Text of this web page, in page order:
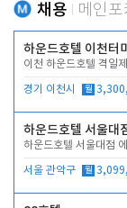
채용 메인
하운드호텔 이천터
이천 하운드호텔 격일
경기 이천시 월
하운드호텔 서울대
하운드호텔 서울대점
서울 관악구 월